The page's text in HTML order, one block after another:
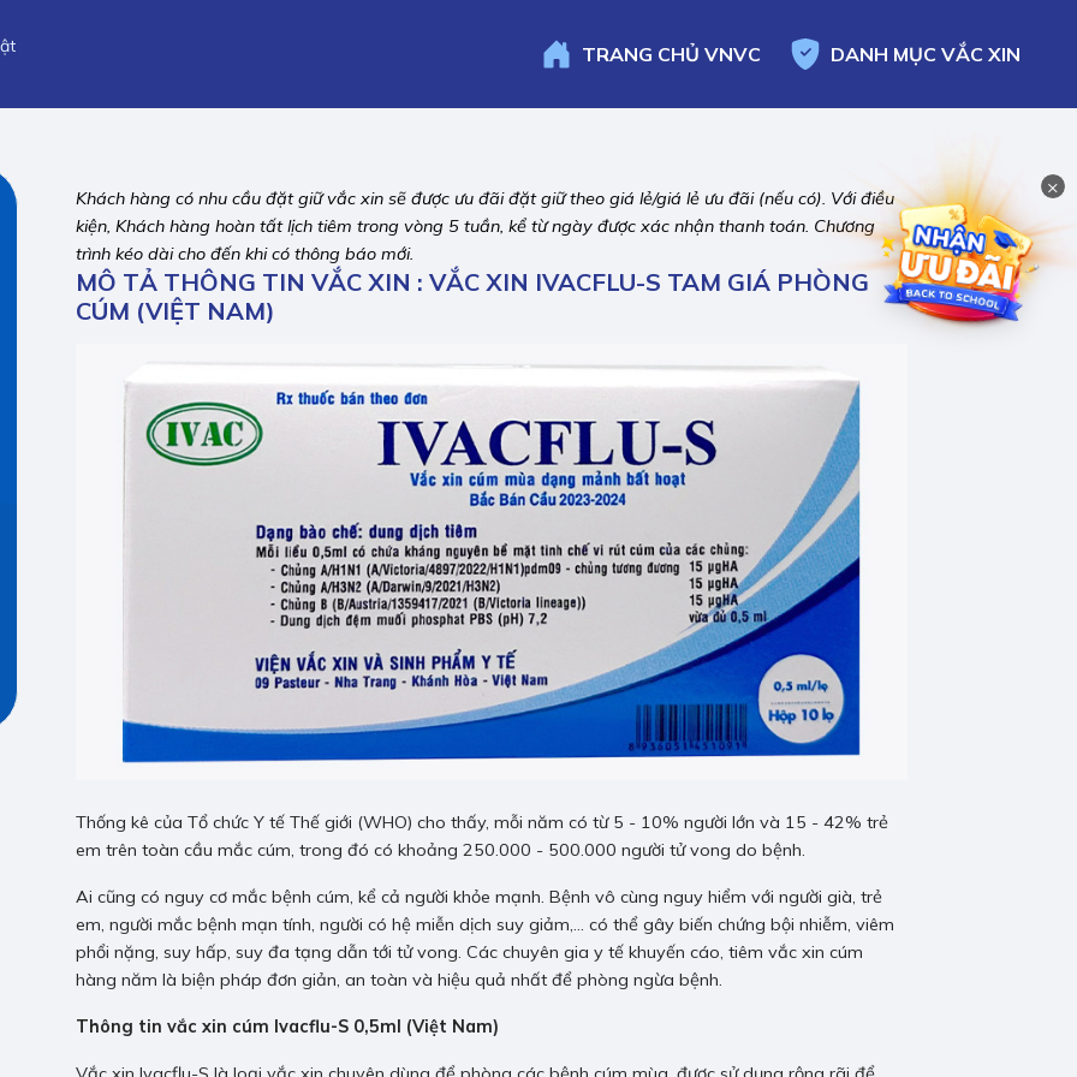
TRANG CHỦVNVC DANH MỤC VẮC XIN
Khách hàng có nhu cầu đặt giữ vắc xin sẽ được ưu đãi đặt giữ theo giá lẻ/giá lẻ ưu đãi (nếu có). Với điều
kiện, Khách hàng hoàn tất lịch tiêm trong vòng 5 tuần, kể từ ngày được xác nhận thanh toán. Chương
trình kéo dài cho đến khi có thông báo mới.
MÔ TẢ THÔNG TIN VẮC XIN : VẮC XIN IVACFLU-S TAM GIÁ PHÒNG
CÚM (VIỆT NAM)
Thống kê của Tổ chức Y tế Thế giới (WHO) cho thấy, mỗi năm có từ 5 - 10% người lớn và 15 - 42% trẻ
em trên toàn cầu mắc cúm, trong đó có khoảng 250.000 - 500.000 người tử vong do bệnh.
Ai cũng có nguy cơ mắc bệnh cúm, kể cả người khỏe mạnh. Bệnh vô cùng nguy hiểm với người già, trẻ
em, người mắc bệnh mạn tính, người có hệ miễn dịch suy giảm,… có thể gây biến chứng bội nhiễm, viêm
phổi nặng, suy hấp, suy đa tạng dẫn tới tử vong. Các chuyên gia y tế khuyến cáo, tiêm vắc xin cúm
hàng năm là biện pháp đơn giản, an toàn và hiệu quả nhất để phòng ngừa bệnh.
Thông tin vắc xin cúm Ivacflu-S 0,5ml (Việt Nam)
×